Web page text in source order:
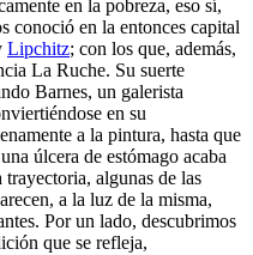
en la pobreza, eso sí,
conoció en la entonces capital
Lipchitz; con los que, además,
La Ruche. Su suerte
Barnes, un galerista
en su
a la pintura, hasta que
úlcera de estómago acaba
algunas de las
a la luz de la misma,
Por un lado, descubrimos
que se refleja,